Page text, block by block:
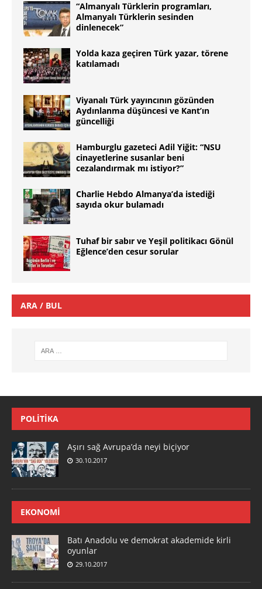
“Almanyalı Türklerin programları,
Almanyalı Türklerin sesinden
dinlenecek”
Yolda kaza geçiren Türk yazar, törene
katılamadı
Viyanalı Türk yayıncının gözünden
Aydınlanma düşüncesi ve Kant’ın
güncelliği
Hamburglu gazeteci Adil Yiğit: “NSU
cinayetlerine susanlar beni
cezalandırmak mı istiyor?”
Charlie Hebdo Almanya’da istediği
sayıda okur bulamadı
Tuhaf bir sabır ve Yeşil politikacı Gönül
Eğlence’den cesur sorular
ARA / BUL
POLITIKA
Aşırı sağ Avrupa’da neyi biçiyor
30.10.2017
EKONOMI
Batı Anadolu ve demokrat akademide kirli
oyunlar
29.10.2017